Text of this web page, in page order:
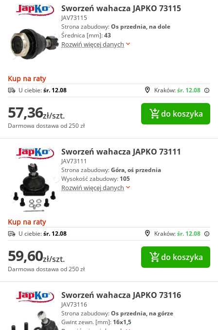
Sworzeń wahacza JAPKO 73115
JAV73115
Strona zabudowy:Os przednia, na dole
Średnica [mm]:43
Rozwiń więcej danych
Kup na raty
Kraków:śr. 12.08
U ciebie:śr. 12.08
57,36zł/szt.
Darmowa dostawa od 250 zł
do koszyka
Sworzeń wahacza JAPKO 73111
JAV73111
Strona zabudowy:Góra, oś przednia
Wysokość zabudowy: 105
Rozwiń więcej danych
Kup na raty
Kraków:śr. 12.08
U ciebie:śr. 12.08
59,60zł/szt.
Darmowa dostawa od 250 zł
do koszyka
Sworzeń wahacza JAPKO 73116
JAV73116
Strona zabudowy:Os przednia, na górze
Gwint zewn. [mm]: 16x1,5